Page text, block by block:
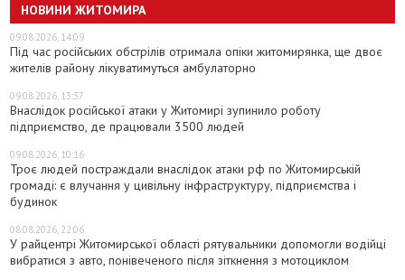
НОВИНИ ЖИТОМИРА
09.08.2026, 14:09
Під час російських обстрілів отримала опіки житомирянка, ще двоє
жителів району лікуватимуться амбулаторно
09.08.2026, 13:37
Внаслідок російської атаки у Житомирі зупинило роботу
підприємство, де працювали 3500 людей
09.08.2026, 10:16
Троє людей постраждали внаслідок атаки рф по Житомирській
громаді: є влучання у цивільну інфраструктуру, підприємства і
будинок
08.08.2026, 22:06
У райцентрі Житомирської області рятувальники допомогли водійці
вибратися з авто, понівеченого після зіткнення з мотоциклом